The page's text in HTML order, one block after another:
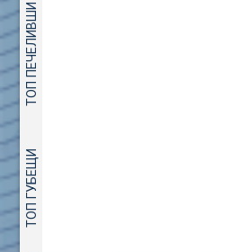
ТОП ПЕЧЕЛИВШИ
ТОП ГУБЕЩИ